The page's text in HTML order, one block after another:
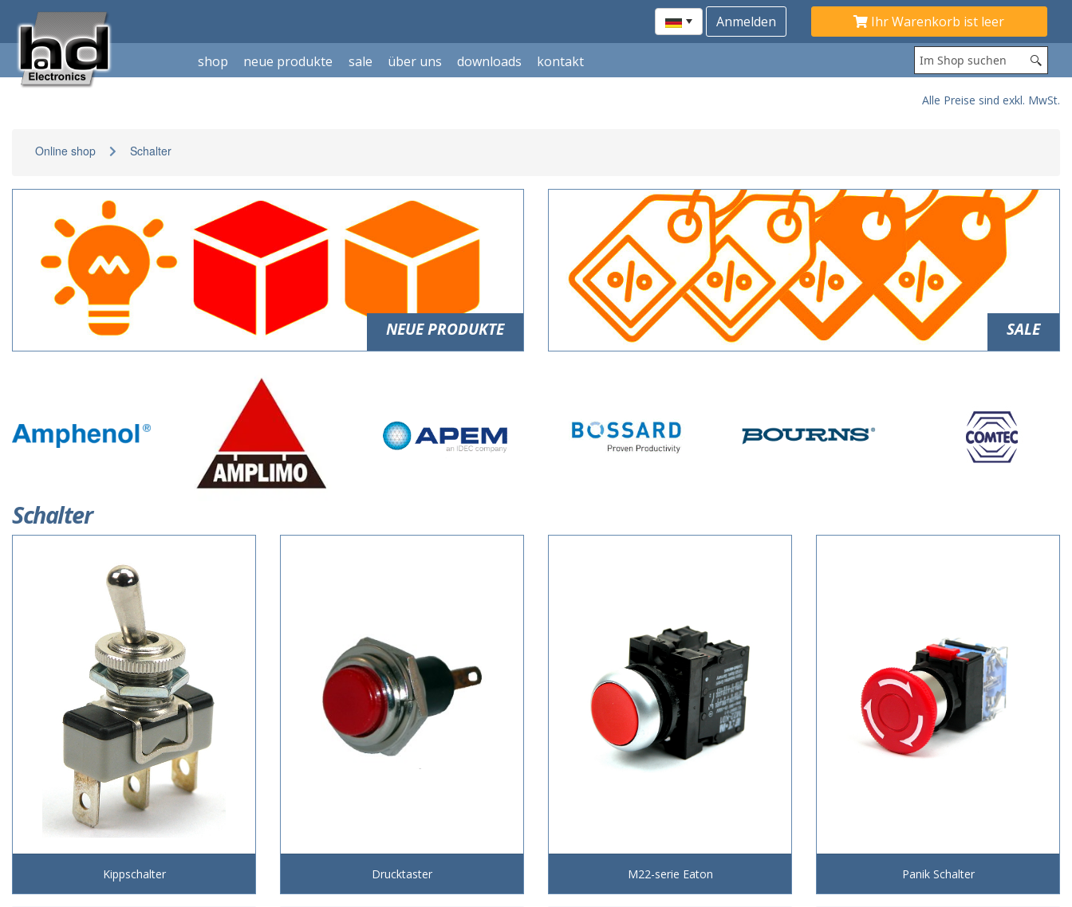
Ihr Warenkorb ist leer
shop neue produkte sale über uns downloads kontakt
Alle Preise sind exkl. MwSt.
Online shop Schalter
NEUE PRODUKTE SALE
Schalter
Kippschalter Drucktaster M22-serie Eaton Panik Schalter